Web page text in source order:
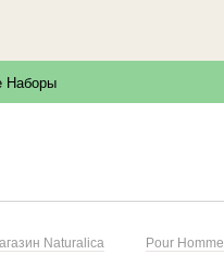
Наборы
Naturalica Pour Homme